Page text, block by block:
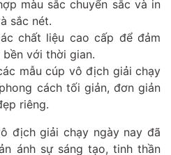
màu sắc chuyển sắc và in
sắc nét.
chất liệu cao cấp để đảm
với thời gian.
mẫu cúp vô địch giải chạy
cách tối giản, đơn giản
riêng.
địch giải chạy ngày nay đã
ánh sự sáng tạo, tinh thần